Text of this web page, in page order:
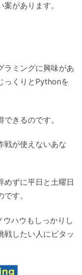
があります。
ラミングに興味があ
っくりとPythonを
きるのです。
戦が使えないあな
めずに平日と土曜日
す。
ハウもしっかりし
戦したい人にピタッ